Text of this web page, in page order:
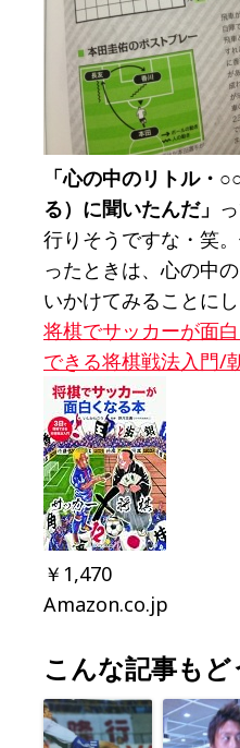
「心の中のリトル・
る）に聞いたんだ」
行りそうですな・笑
ったときは、心の中
いかけてみることにし
将棋でサッカーが面
できる将棋戦法入門/
￥1,470
Amazon.co.jp
こんな記事もど